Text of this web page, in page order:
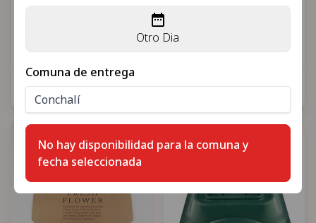
waterproof fresh
$2.900
Alfaguara, Insumos
para florería
vintage
Ultimas unidades
Otro Dia
Comuna de entrega
No hay disponibilidad para la comuna y
fecha seleccionada